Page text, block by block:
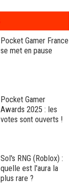
Pocket Gamer France
se met en pause
Pocket Gamer
Awards 2025 : les
votes sont ouverts !
Sol's RNG (Roblox) :
quelle est l'aura la
plus rare ?